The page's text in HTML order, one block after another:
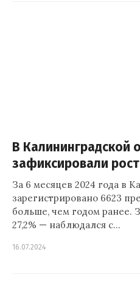
В Калининградской
зафиксировали
За 6 месяцев 2024 года в
зарегистрировано 6623
больше, чем годом ранее.
27,2% — наблюдался с…
16.07.2024